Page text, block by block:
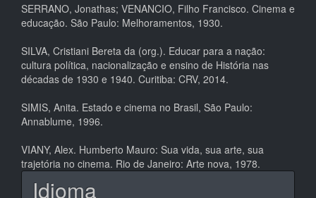
SERRANO, Jonathas; VENANCIO, Filho Francisco. Cinema e
educação. São Paulo: Melhoramentos, 1930.
SILVA, Cristiani Bereta da (org.). Educar para a nação:
cultura política, nacionalização e ensino de História nas
décadas de 1930 e 1940. Curitiba: CRV, 2014.
SIMIS, Anita. Estado e cinema no Brasil, São Paulo:
Annablume, 1996.
VIANY, Alex. Humberto Mauro: Sua vida, sua arte, sua
trajetória no cinema. Rio de Janeiro: Arte nova, 1978.
Idioma